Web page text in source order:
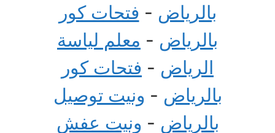
بالرياض - فتحات كور
بالرياض - معلم لياسة
الرياض - فتحات كور
بالرياض - ونيت توصيل
بالرياض - ونيت عفش